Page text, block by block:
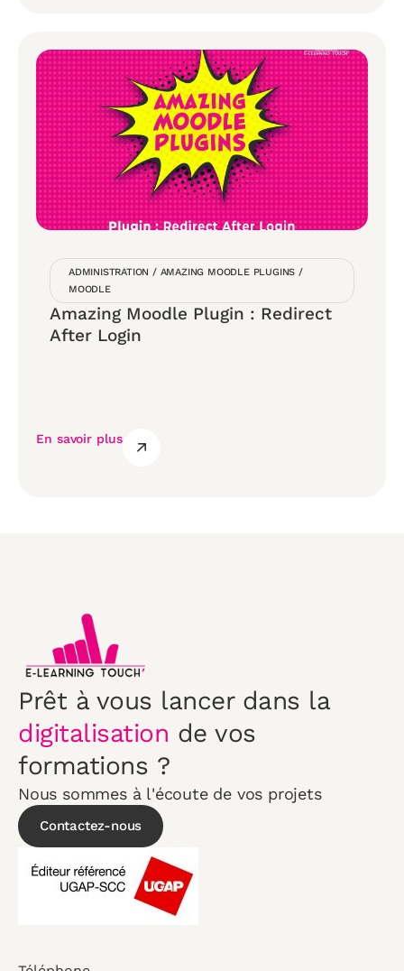
ADMINISTRATION / AMAZING MOODLE PLUGINS /
MOODLE
Amazing Moodle Plugin : Redirect
After Login
En savoir plus
Prêt à vous lancer dans la
digitalisation de vos
formations ?
Nous sommes à l'écoute de vos projets
Contactez-nous